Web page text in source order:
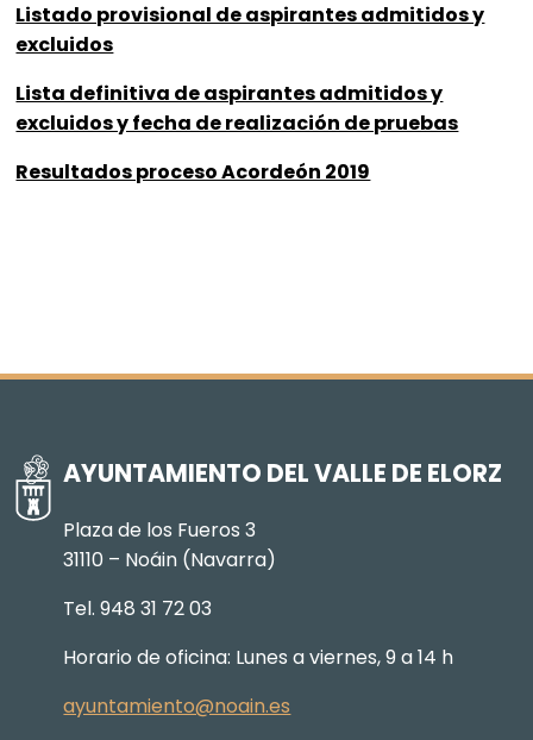
Listado provisional de aspirantes admitidos y
excluidos
Lista definitiva de aspirantes admitidos y
excluidos y fecha de realización de pruebas
Resultados proceso Acordeón 2019
AYUNTAMIENTO DEL VALLE DE ELORZ
Plaza de los Fueros 3
31110 – Noáin (Navarra)
Tel. 948 31 72 03
Horario de oficina: Lunes a viernes, 9 a 14 h
ayuntamiento@noain.es